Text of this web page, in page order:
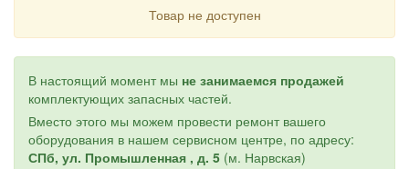
Товар не доступен
В настоящий момент мы не занимаемся продажей
комплектующих запасных частей.
Вместо этого мы можем провести ремонт вашего
оборудования в нашем сервисном центре, по адресу:
СПб, ул. Промышленная , д. 5 (м. Нарвская)